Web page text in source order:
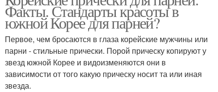
Факты. Стандарты красоты в
южной Корее для парней?
Первое, чем бросаются в глаза корейские мужчины или
парни - стильные прически. Порой прическу копируют у
звезд южной Корее и видоизменяются они в
зависимости от того какую прическу носит та или иная
звезда.